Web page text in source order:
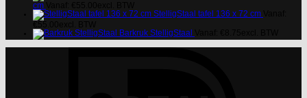
cm
StelligStaal tafel 136 x 72 cm
Barkruk StelligStaal